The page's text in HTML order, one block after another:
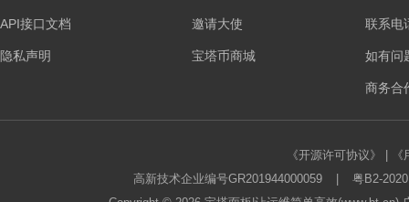
API接口文档
隐私声明
邀请大使
宝塔币商城
联系电
如有问
商务合
《开源许可协议》
高新技术企业编号GR201944000059
粤B2-